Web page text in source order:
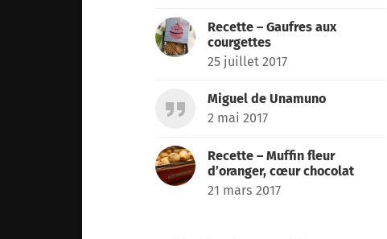
Recette – Gaufres aux
courgettes
25 juillet 2017
Miguel de Unamuno
2 mai 2017
Recette – Muffin fleur
d’oranger, cœur chocolat
21 mars 2017